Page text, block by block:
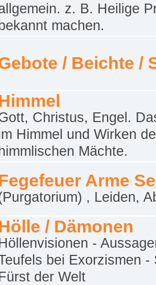
z. B. Heilige
bekannt machen.
/ Beichte /
Christus, Engel.
Himmel und Wirken
himmlischen Mächte.
Arme
, Leiden,
/ Dämonen
-
bei Exorzismen -
der Welt